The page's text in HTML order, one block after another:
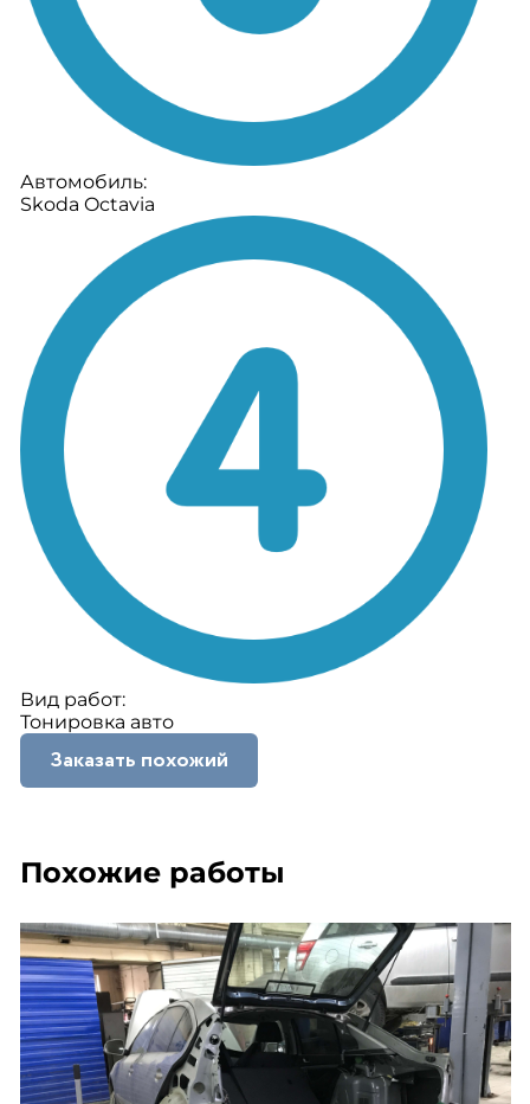
Автомобиль:
Skoda Octavia
Вид работ:
Тонировка авто
Заказать похожий
Похожие работы